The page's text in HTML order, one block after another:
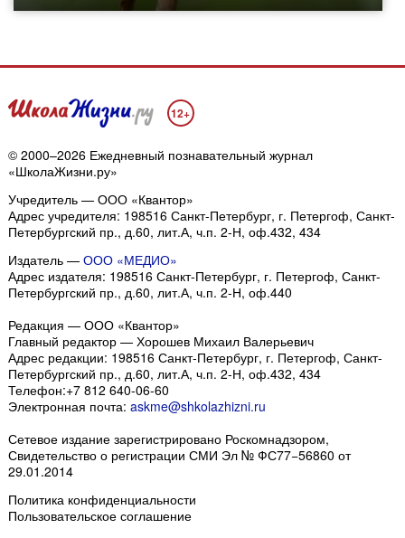
12+
© 2000–2026 Ежедневный познавательный журнал
«ШколаЖизни.ру»
Учредитель — ООО «Квантор»
Адрес учредителя: 198516 Санкт-Петербург, г. Петергоф, Санкт-
Петербургский пр., д.60, лит.А, ч.п. 2-Н, оф.432, 434
Издатель — ООО «МЕДИО»
Адрес издателя: 198516 Санкт-Петербург, г. Петергоф, Санкт-
Петербургский пр., д.60, лит.А, ч.п. 2-Н, оф.440
Редакция — ООО «Квантор»
Главный редактор — Хорошев Михаил Валерьевич
Адрес редакции: 198516 Санкт-Петербург, г. Петергоф, Санкт-
Петербургский пр., д.60, лит.А, ч.п. 2-Н, оф.432, 434
Телефон:+7 812 640-06-60
Электронная почта: askme@shkolazhizni.ru
Сетевое издание зарегистрировано Роскомнадзором,
Свидетельство о регистрации СМИ Эл № ФС77−56860 от
29.01.2014
Политика конфиденциальности
Пользовательское соглашение